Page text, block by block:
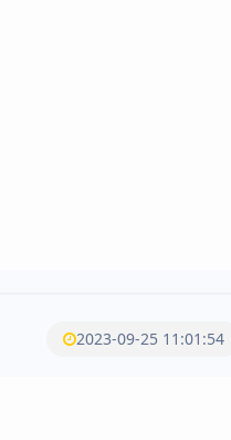
2023-09-25 11:01:54